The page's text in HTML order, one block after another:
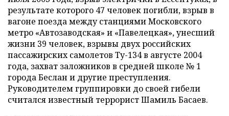
результате которого 47 человек погибли, взрыв в
вагоне поезда между станциями Московского
метро «Автозаводская» и «Павелецкая», унесший
жизни 39 человек, взрывы двух российских
пассажирских самолетов Ту-134 в августе 2004
года, захват заложников в средней школе № 1
города Беслан и другие преступления.
Руководителем группировки до своей гибели
считался известный террорист Шамиль Басаев.